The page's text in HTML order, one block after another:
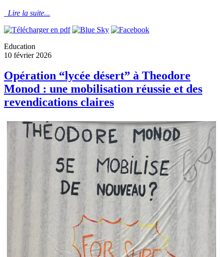
Lire la suite...
Education
10 février 2026
Opération “lycée désert” à Theodore
Monod : une mobilisation réussie et des
revendications claires